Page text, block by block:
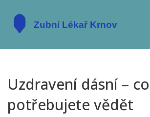
Uzdravení dásní – co
potřebujete vědět